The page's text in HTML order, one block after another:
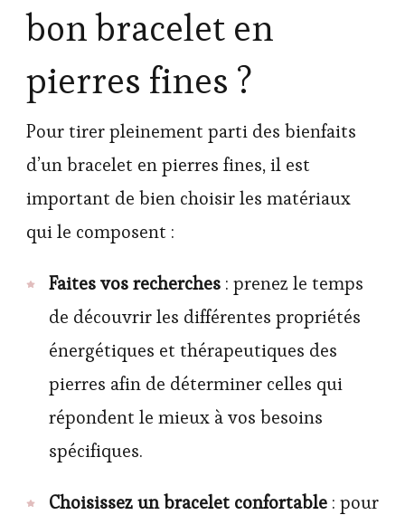
bon bracelet en
pierres fines ?
Pour tirer pleinement parti des bienfaits
d’un bracelet en pierres fines, il est
important de bien choisir les matériaux
qui le composent :
Faites vos recherches : prenez le temps
de découvrir les différentes propriétés
énergétiques et thérapeutiques des
pierres afin de déterminer celles qui
répondent le mieux à vos besoins
spécifiques.
Choisissez un bracelet confortable : pour